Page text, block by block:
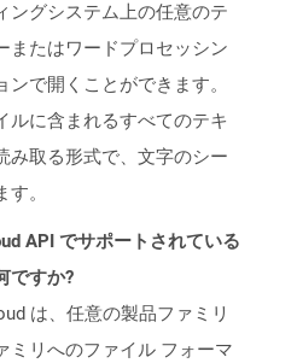
ングシステム上の任意のテ
またはワードプロセッシン
ンで開くことができます。
ルに含まれるすべてのテキ
み取る形式で、文字のシー
。
API でサポートされている
ですか?
は、任意の製品ファミリ
ミリへのファイル フォーマ